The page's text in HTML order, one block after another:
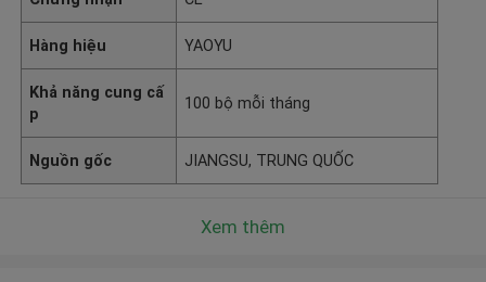
Hàng hiệu YAOYU
Khả năng cung cấ
p
100 bộ mỗi tháng
Nguồn gốc JIANGSU, TRUNG QUỐC
Xem thêm